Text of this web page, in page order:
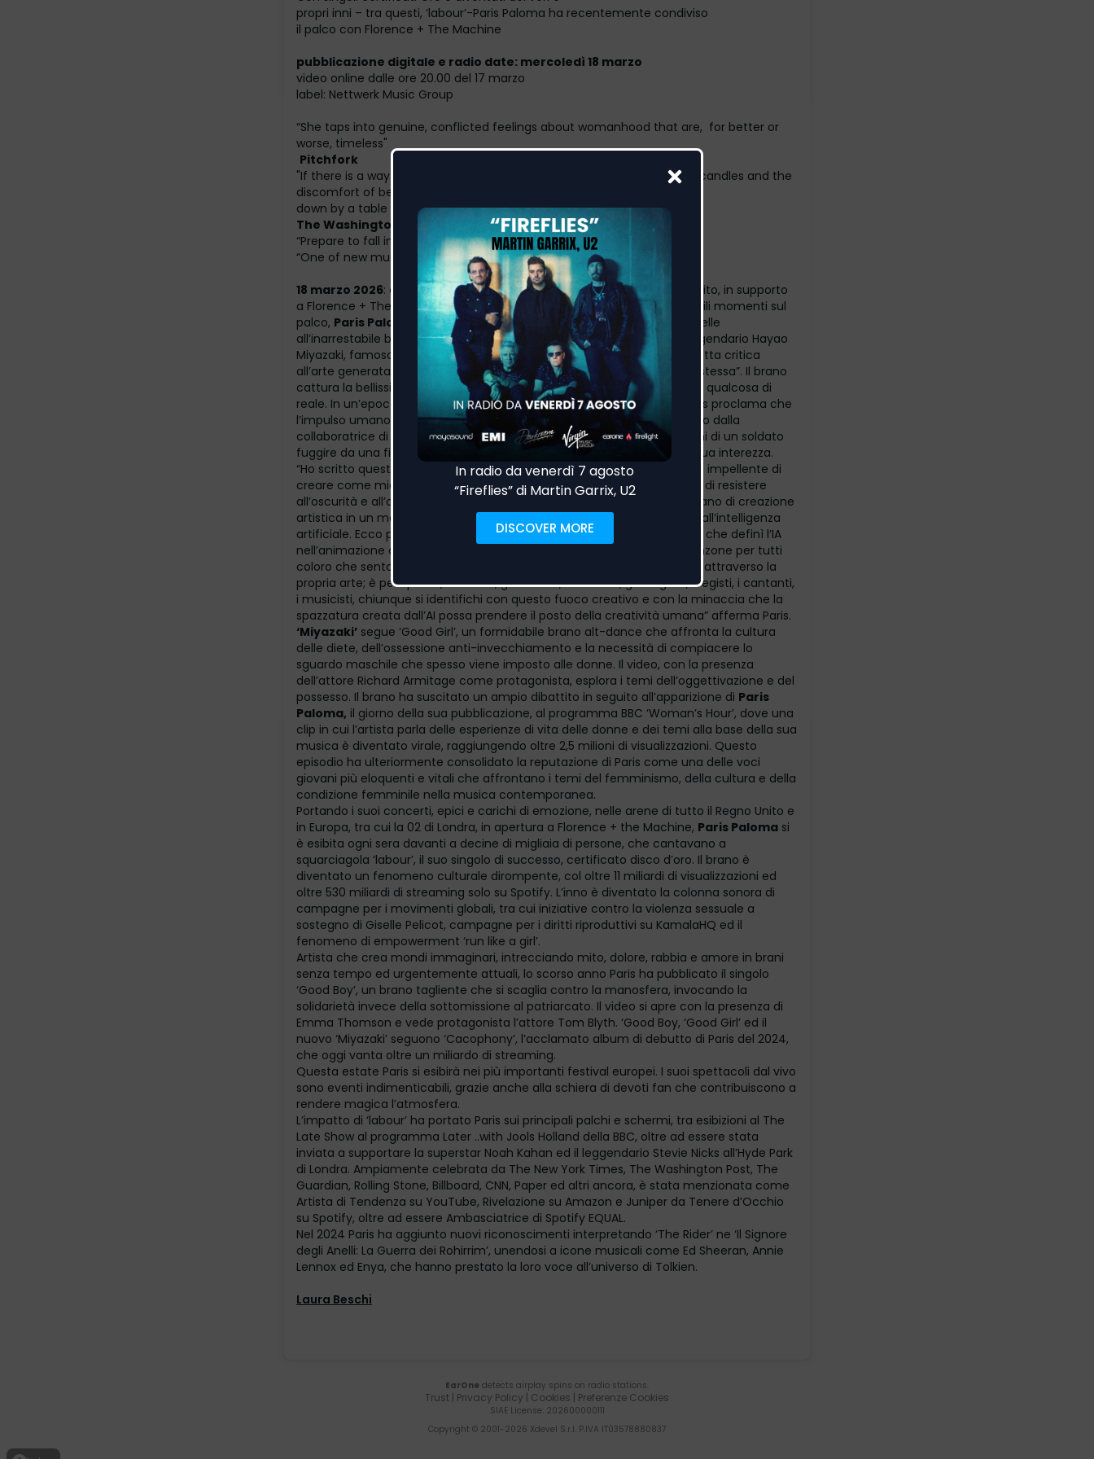
propri inni – tra questi, ‘labour’-Paris Paloma ha recentemente condiviso
il palco con Florence + The Machine
pubblicazione digitale e radio date: mercoledì 18 marzo
video online dalle ore 20.00 del 17 marzo
label: Nettwerk Music Group
“She taps into genuine, conflicted feelings about womanhood that are, for better or
worse, timeless"
Pitchfork
"If there is a way for music to emulate dripping wax, freshly blown-out candles and the
discomfort of being stared
down by a table of men, Paris Paloma has done it"
The Washington Post
“Prepare to fall in love” – British Vogue
“One of new music’s most vital voices” -DIY
18 marzo 2026: dopo un lungo tour tutto esaurito in Europa e Regno Unito, in supporto
a Florence + The Machine, con la quale ha condiviso degli indimenticabili momenti sul
palco, Paris Paloma torna con un nuovo singolo, ‘Miyazaki
’, un’ode ribelle
all’inarrestabile bisogno umano di creare. Il titolo prende spunto dal leggendario Hayao
Miyazaki, famoso sia per le sue opere senza tempo che per la sua schietta critica
all’arte generata dall’intelligenza artificiale, definita “un insulto alla vita stessa”. Il brano
cattura la bellissima, estenuante ed inarrestabile compulsione a creare qualcosa di
reale. In un’epoca di crescente presenza dell’IA nel mondo dell’arte, Paris proclama che
l’impulso umano a creare non può essere automatizzato. Il video, diretto dalla
collaboratrice di lunga data Georgie Cowan-Turner, vede Paris nei panni di un soldato
fuggire da una figura sinistra e minacciosa, che non si vede mai nella sua interezza.
“Ho scritto questa canzone sullo stato dell’arte, sul desiderio ardente ed impellente di
creare come mio modo di dare un senso al mondo, e come mio modo di resistere
all’oscurità e all’odio. E’ una canzone di sfida, che difende il bisogno umano di creazione
artistica in un mondo che sta svalutando sempre di più l’arte, di fronte all’intelligenza
artificiale. Ecco perché porta il titolo del celebre regista Hayao Miyazaki, che definì l’IA
nell’animazione come “un insulto alla vita stessa”. Ho scritto questa canzone per tutti
coloro che sentono un bisogno impellente ed inspiegabile di esprimersi attraverso la
propria arte; è per i pittori, i ballerini, gli scrittori, i narratori, gli artigiani, i registi, i cantanti,
i musicisti, chiunque si identifichi con questo fuoco creativo e con la minaccia che la
spazzatura creata dall’AI possa prendere il posto della creatività umana” afferma Paris.
‘Miyazaki’ segue ‘Good Girl’, un formidabile brano alt-dance che affronta la cultura
delle diete, dell’ossessione anti-invecchiamento e la necessità di compiacere lo
sguardo maschile che spesso viene imposto alle donne. Il video, con la presenza
dell’attore Richard Armitage come protagonista, esplora i temi dell’oggettivazione e del
possesso. Il brano ha suscitato un ampio dibattito in seguito all’apparizione di Paris
Paloma, il giorno della sua pubblicazione, al programma BBC ‘Woman’s Hour’, dove una
clip in cui l’artista parla delle esperienze di vita delle donne e dei temi alla base della sua
musica è diventato virale, raggiungendo oltre 2,5 milioni di visualizzazioni. Questo
episodio ha ulteriormente consolidato la reputazione di Paris come una delle voci
giovani più eloquenti e vitali che affrontano i temi del femminismo, della cultura e della
condizione femminile nella musica contemporanea.
Portando i suoi concerti, epici e carichi di emozione, nelle arene di tutto il Regno Unito e
in Europa, tra cui la 02 di Londra, in apertura a Florence + the Machine, Paris Paloma si
è esibita ogni sera davanti a decine di migliaia di persone, che cantavano a
squarciagola ‘labour’, il suo singolo di successo, certificato disco d’oro. Il brano è
diventato un fenomeno culturale dirompente, col oltre 11 miliardi di visualizzazioni ed
oltre 530 miliardi di streaming solo su Spotify. L’inno è diventato la colonna sonora di
campagne per i movimenti globali, tra cui iniziative contro la violenza sessuale a
sostegno di Giselle Pelicot, campagne per i diritti riproduttivi su KamalaHQ ed il
fenomeno di empowerment ‘run like a girl’.
Artista che crea mondi immaginari, intrecciando mito, dolore, rabbia e amore in brani
senza tempo ed urgentemente attuali, lo scorso anno Paris ha pubblicato il singolo
‘Good Boy’, un brano tagliente che si scaglia contro la manosfera, invocando la
solidarietà invece della sottomissione al patriarcato. Il video si apre con la presenza di
Emma Thomson e vede protagonista l’attore Tom Blyth. ‘Good Boy, ‘Good Girl’ ed il
nuovo ‘Miyazaki’ seguono ‘Cacophony’, l’acclamato album di debutto di Paris del 2024,
che oggi vanta oltre un miliardo di streaming.
Questa estate Paris si esibirà nei più importanti festival europei. I suoi spettacoli dal vivo
sono eventi indimenticabili, grazie anche alla schiera di devoti fan che contribuiscono a
rendere magica l’atmosfera.
L’impatto di ‘labour’ ha portato Paris sui principali palchi e schermi, tra esibizioni al The
Late Show al programma Later ..with Jools Holland della BBC, oltre ad essere stata
inviata a supportare la superstar Noah Kahan ed il leggendario Stevie Nicks all’Hyde Park
di Londra. Ampiamente celebrata da The New York Times, The Washington Post, The
Guardian, Rolling Stone, Billboard, CNN, Paper ed altri ancora, è stata menzionata come
Artista di Tendenza su YouTube, Rivelazione su Amazon e Juniper da Tenere d’Occhio
su Spotify, oltre ad essere Ambasciatrice di Spotify EQUAL.
Nel 2024 Paris ha aggiunto nuovi riconoscimenti interpretando ‘The Rider’ ne ‘Il Signore
degli Anelli: La Guerra dei Rohirrim’, unendosi a icone musicali come Ed Sheeran, Annie
Lennox ed Enya, che hanno prestato la loro voce all’universo di Tolkien.
Laura Beschi
EarOne detects airplay spins on radio stations.
Trust Privacy Policy Cookies Preferenze Cookies
SIAE License : 202600000111
Copyright © 2001- 2026 Xdevel S.r.l. P.IVA IT03578880837